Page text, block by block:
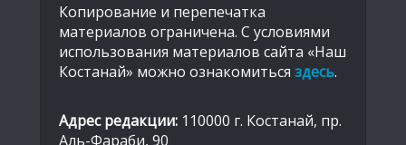
Копирование и перепечатка
материалов ограничена. С условиями
использования материалов сайта «Наш
Костанай» можно ознакомиться здесь.
Адрес редакции: 110000 г. Костанай, пр.
Аль-Фараби, 90